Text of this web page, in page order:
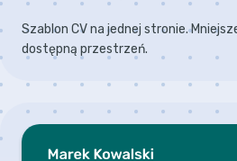
Szablon CV na jednej stronie.
dostępną przestrzeń.